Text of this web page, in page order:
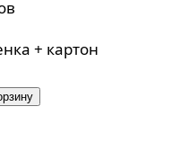
+ картон